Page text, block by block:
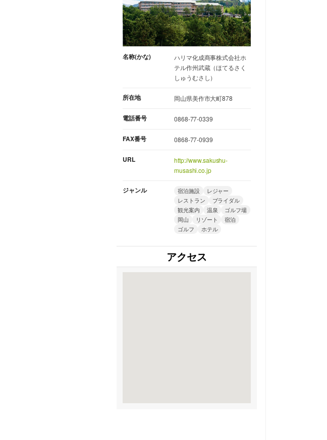
名称(かな)
ハリマ化成商事株式会社ホ
テル作州武蔵（ほてるさく
しゅうむさし）
所在地 岡山県美作市大町878
電話番号 0868-77-0339
FAX番号 0868-77-0939
URL
http://www.sakushu-
musashi.co.jp
ジャンル 宿泊施設
レジャー
レストラン
ブライダル
観光案内
温泉
ゴルフ場
岡山
リゾート
宿泊
ゴルフ
ホテル
アクセス